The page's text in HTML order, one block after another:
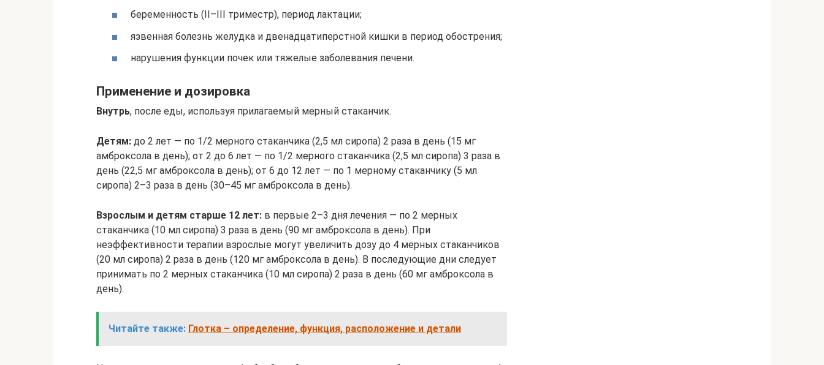
беременность (II–III триместр), период лактации;
язвенная болезнь желудка и двенадцатиперстной кишки в период обострения;
нарушения функции почек или тяжелые заболевания печени.
Применение и дозировка
Внутрь, после еды, используя прилагаемый мерный стаканчик.
Детям: до 2 лет — по 1/2 мерного стаканчика (2,5 мл сиропа) 2 раза в день (15 мг
амброксола в день); от 2 до 6 лет — по 1/2 мерного стаканчика (2,5 мл сиропа) 3 раза в
день (22,5 мг амброксола в день); от 6 до 12 лет — по 1 мерному стаканчику (5 мл
сиропа) 2–3 раза в день (30–45 мг амброксола в день).
Взрослым и детям старше 12 лет: в первые 2–3 дня лечения — по 2 мерных
стаканчика (10 мл сиропа) 3 раза в день (90 мг амброксола в день). При
неэффективности терапии взрослые могут увеличить дозу до 4 мерных стаканчиков
(20 мл сиропа) 2 раза в день (120 мг амброксола в день). В последующие дни следует
принимать по 2 мерных стаканчика (10 мл сиропа) 2 раза в день (60 мг амброксола в
день).
Читайте также: Глотка – определение, функция, расположение и детали